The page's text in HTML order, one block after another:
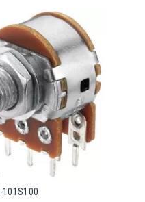
101S100